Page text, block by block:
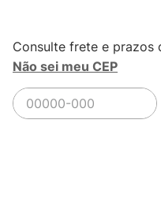
Não sei meu CEP